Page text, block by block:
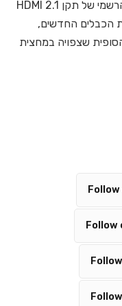
כיום רוב הכבלים לא כוללים את הסימון הרשמי של תקן HDMI 2.1
הכבלים החדשים,
שצפויה במחצית
Follow